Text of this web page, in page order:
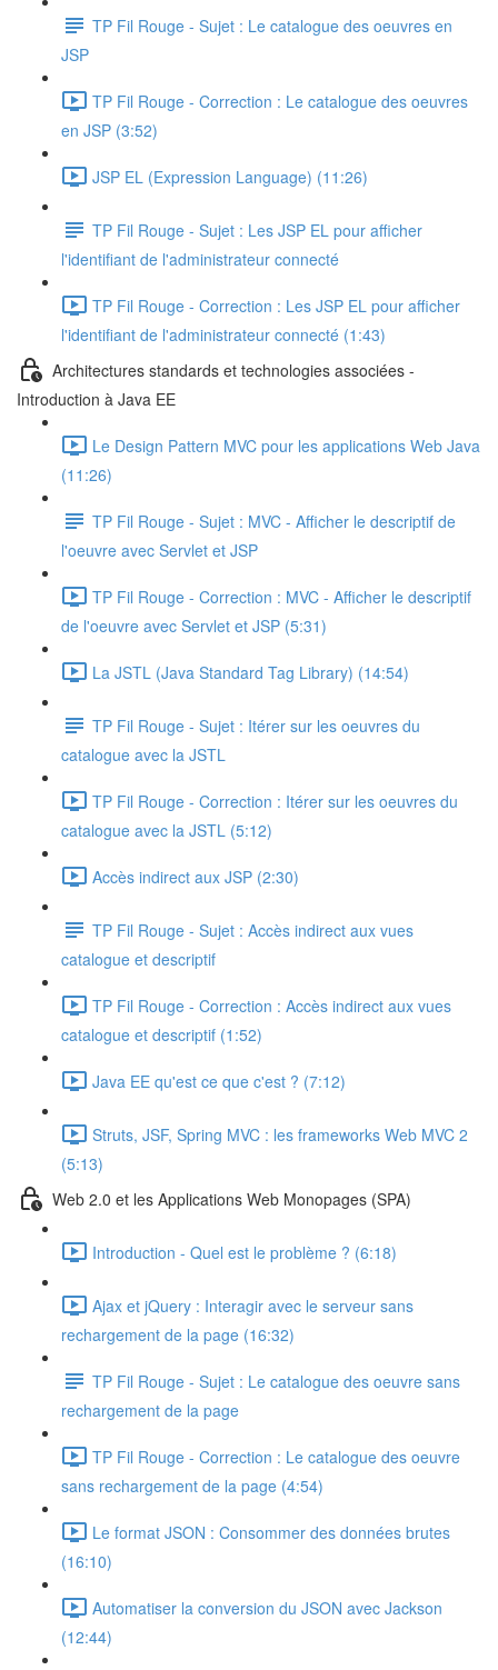
TP Fil Rouge - Sujet : Le catalogue des oeuvres en
JSP
TP Fil Rouge - Correction : Le catalogue des oeuvres
en JSP (3:52)
JSP EL (Expression Language) (11:26)
TP Fil Rouge - Sujet : Les JSP EL pour afficher
l'identifiant de l'administrateur connecté
TP Fil Rouge - Correction : Les JSP EL pour afficher
l'identifiant de l'administrateur connecté (1:43)
Architectures standards et technologies associées -
Introduction à Java EE
Le Design Pattern MVC pour les applications Web Java
(11:26)
TP Fil Rouge - Sujet : MVC - Afficher le descriptif de
l'oeuvre avec Servlet et JSP
TP Fil Rouge - Correction : MVC - Afficher le descriptif
de l'oeuvre avec Servlet et JSP (5:31)
La JSTL (Java Standard Tag Library) (14:54)
TP Fil Rouge - Sujet : Itérer sur les oeuvres du
catalogue avec la JSTL
TP Fil Rouge - Correction : Itérer sur les oeuvres du
catalogue avec la JSTL (5:12)
Accès indirect aux JSP (2:30)
TP Fil Rouge - Sujet : Accès indirect aux vues
catalogue et descriptif
TP Fil Rouge - Correction : Accès indirect aux vues
catalogue et descriptif (1:52)
Java EE qu'est ce que c'est ? (7:12)
Struts, JSF, Spring MVC : les frameworks Web MVC 2
(5:13)
Web 2.0 et les Applications Web Monopages (SPA)
Introduction - Quel est le problème ? (6:18)
Ajax et jQuery : Interagir avec le serveur sans
rechargement de la page (16:32)
TP Fil Rouge - Sujet : Le catalogue des oeuvre sans
rechargement de la page
TP Fil Rouge - Correction : Le catalogue des oeuvre
sans rechargement de la page (4:54)
Le format JSON : Consommer des données brutes
(16:10)
Automatiser la conversion du JSON avec Jackson
(12:44)